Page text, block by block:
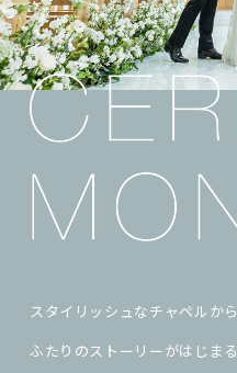
スタイリッシュなチャペルから
ふたりのストーリーがはじまる